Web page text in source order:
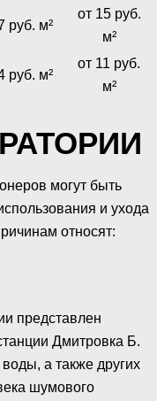
руб. м²
от 15 руб.
м²
руб. м²
от 11 руб.
м²
могут быть
и ухода
относят:
представлен
Дмитровка Б.
а также других
шумового